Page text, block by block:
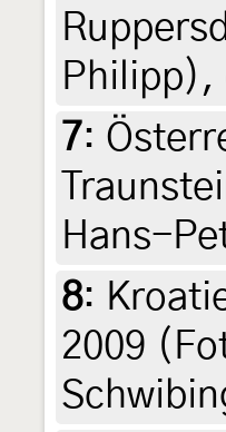
Philipp),
7:
Hans-
8:
2009